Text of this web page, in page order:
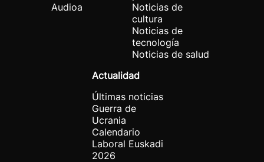
Audioa
Noticias de
cultura
Noticias de
tecnología
Noticias de salud
Actualidad
Últimas noticias
Guerra de
Ucrania
Calendario
Laboral Euskadi
2026